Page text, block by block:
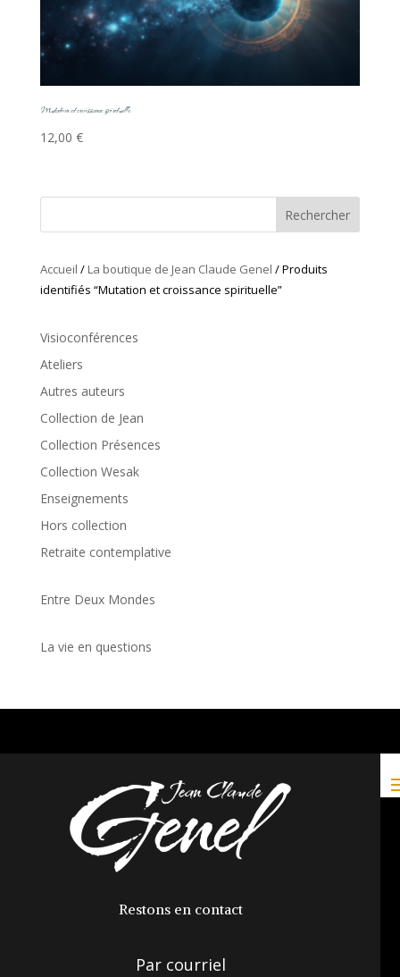
Mutation et croissance spirituelle
12,00 €
Rechercher
Accueil / La boutique de Jean Claude Genel / Produits
identifiés “Mutation et croissance spirituelle”
Visioconférences
Ateliers
Autres auteurs
Collection de Jean
Collection Présences
Collection Wesak
Enseignements
Hors collection
Retraite contemplative
Entre Deux Mondes
La vie en questions
Restons en contact
Par courriel